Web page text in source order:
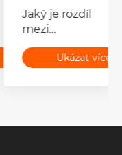
Ningbo
Lingkai
Electric
Power
Ukázat více >>